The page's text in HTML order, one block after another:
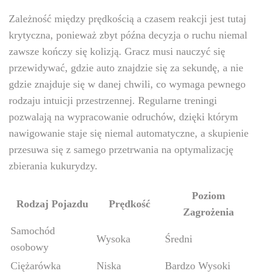
Zależność między prędkością a czasem reakcji jest tutaj
krytyczna, ponieważ zbyt późna decyzja o ruchu niemal
zawsze kończy się kolizją. Gracz musi nauczyć się
przewidywać, gdzie auto znajdzie się za sekundę, a nie
gdzie znajduje się w danej chwili, co wymaga pewnego
rodzaju intuicji przestrzennej. Regularne treningi
pozwalają na wypracowanie odruchów, dzięki którym
nawigowanie staje się niemal automatyczne, a skupienie
przesuwa się z samego przetrwania na optymalizację
zbierania kukurydzy.
Rodzaj Pojazdu Prędkość
Poziom
Zagrożenia
Samochód
osobowy
Wysoka Średni
Ciężarówka Niska Bardzo Wysoki